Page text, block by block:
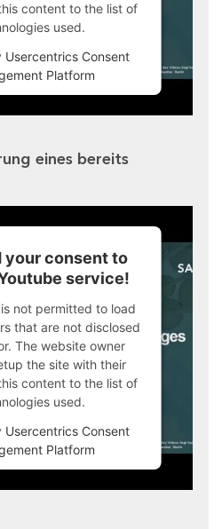
content to the list of
used.
Usercentrics Consent
Platform
eines bereits
your consent to
service!
not permitted to load
that are not disclosed
The website owner
the site with their
content to the list of
used.
Usercentrics Consent
Platform